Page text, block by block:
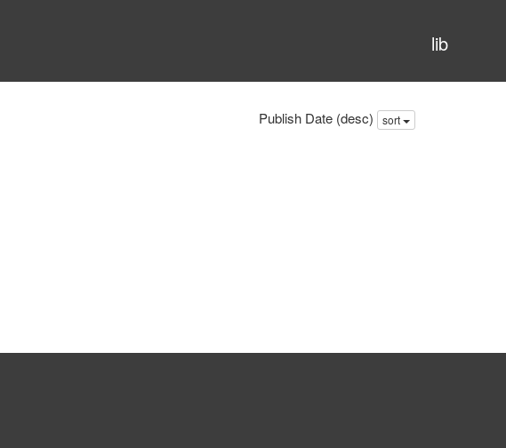
lib
Publish Date (desc) sort